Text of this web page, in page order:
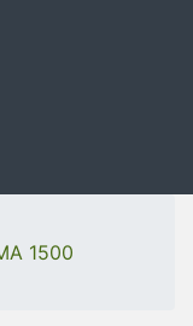
1500